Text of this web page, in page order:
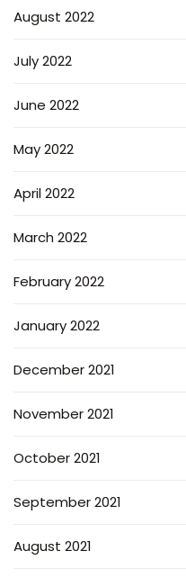
August 2022
July 2022
June 2022
May 2022
April 2022
March 2022
February 2022
January 2022
December 2021
November 2021
October 2021
September 2021
August 2021